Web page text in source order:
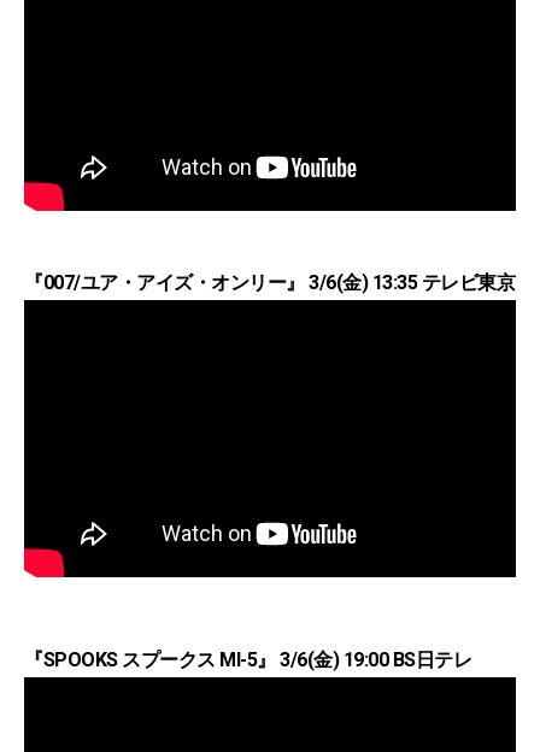
『007/ユア・アイズ・オンリー』 3/6(金) 13:35 テレビ東京
『SPOOKS スプークス MI-5』 3/6(金) 19:00 BS日テレ